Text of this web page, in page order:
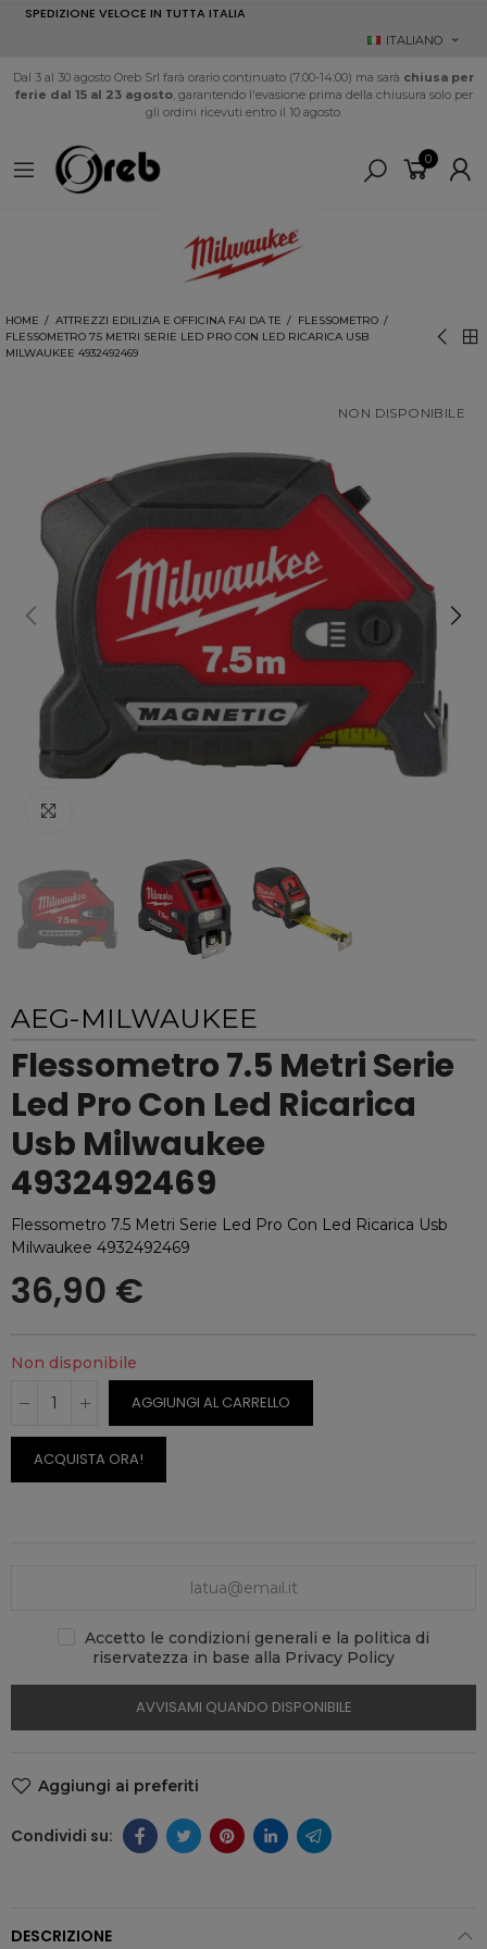
SPEDIZIONE VELOCE IN TUTTA ITALIA
ITALIANO
Dal 3 al 30 agosto Oreb Srl farà orario continuato (7:00-14:00) ma sarà chiusa per
ferie dal 15 al 23 agosto, garantendo l'evasione prima della chiusura solo per
gli ordini ricevuti entro il 10 agosto.
0
HOME ATTREZZI EDILIZIA E OFFICINA FAI DA TE
FLESSOMETRO
FLESSOMETRO 7.5 METRI SERIE LED PRO CON LED RICARICA USB
MILWAUKEE 4932492469
NON DISPONIBILE
AEG-MILWAUKEE
Flessometro 7.5 Metri Serie
Led Pro Con Led Ricarica
Usb Milwaukee
4932492469
Flessometro 7.5 Metri Serie Led Pro Con Led Ricarica Usb
Milwaukee 4932492469
36,90 €
Non disponibile
AGGIUNGI AL CARRELLO
ACQUISTA ORA!
Accetto le condizioni generali e la politica di
riservatezza in base alla Privacy Policy
AVVISAMI QUANDO DISPONIBILE
Aggiungi ai preferiti
DESCRIZIONE